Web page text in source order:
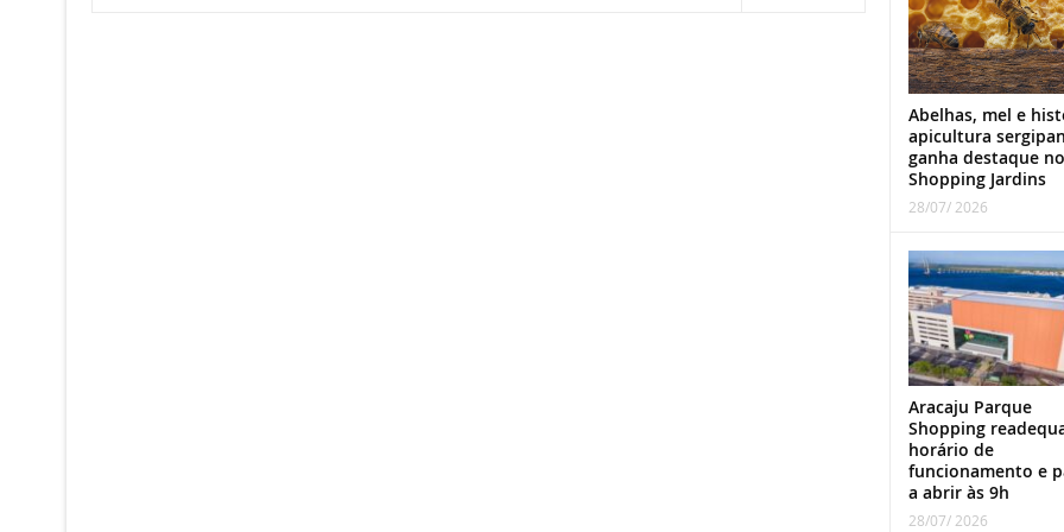
Abelhas, mel e
apicultura
ganha destaque no
Shopping Jardins
28/07/ 2026
Aracaju Parque
Shopping
horário de
funcionamento e
a abrir às 9h
28/07/ 2026